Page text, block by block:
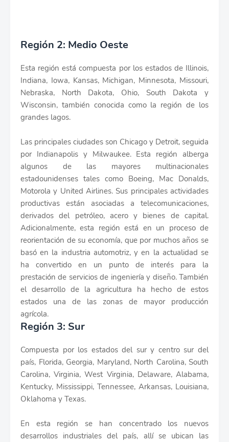
Región 2: Medio Oeste
Esta región está compuesta por los estados de Illinois,
Indiana, Iowa, Kansas, Michigan, Minnesota, Missouri,
Nebraska, North Dakota, Ohio, South Dakota y
Wisconsin, también conocida como la región de los
grandes lagos.
Las principales ciudades son Chicago y Detroit, seguida
por Indianapolis y Milwaukee. Esta región alberga
algunos de las mayores multinacionales
estadounidenses tales como Boeing, Mac Donalds,
Motorola y United Airlines. Sus principales actividades
productivas están asociadas a telecomunicaciones,
derivados del petróleo, acero y bienes de capital.
Adicionalmente, esta región está en un proceso de
reorientación de su economía, que por muchos años se
basó en la industria automotriz, y en la actualidad se
ha convertido en un punto de interés para la
prestación de servicios de ingeniería y diseño. También
el desarrollo de la agricultura ha hecho de estos
estados una de las zonas de mayor producción
agrícola.
Región 3: Sur
Compuesta por los estados del sur y centro sur del
país, Florida, Georgia, Maryland, North Carolina, South
Carolina, Virginia, West Virginia, Delaware, Alabama,
Kentucky, Mississippi, Tennessee, Arkansas, Louisiana,
Oklahoma y Texas.
En esta región se han concentrado los nuevos
desarrollos industriales del país, allí se ubican las